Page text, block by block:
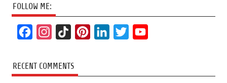
FOLLOW ME:
c
e
s
t
k
T
t
k
t
T
RECENT COMMENTS